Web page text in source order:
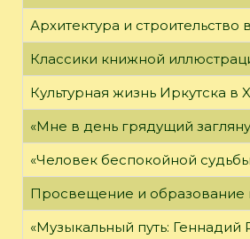
Архитектура и строительство
Классики книжной
Культурная жизнь Иркутска в
«Мне в день грядущий
«Человек беспокойной
Просвещение и образование
«Музыкальный путь: